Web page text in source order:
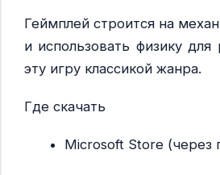
Геймплей строится на
и использовать физику
эту игру классикой жанра.
Где скачать
Microsoft Store (через